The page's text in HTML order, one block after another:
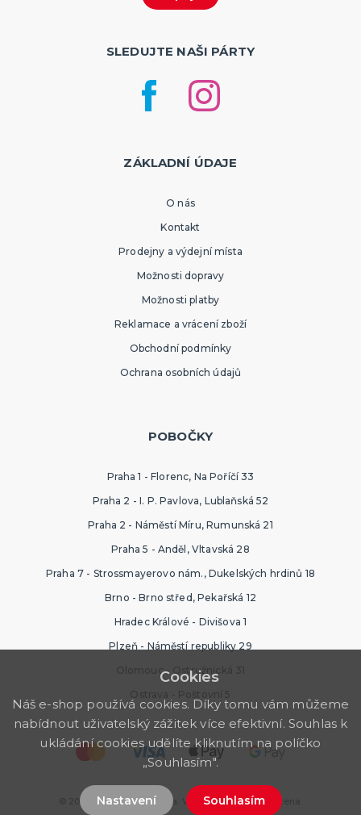
SLEDUJTE NAŠI PÁRTY
ZÁKLADNÍ ÚDAJE
O nás
Kontakt
Prodejny a výdejní místa
Možnosti dopravy
Možnosti platby
Reklamace a vrácení zboží
Obchodní podmínky
Ochrana osobních údajů
POBOČKY
Praha 1 - Florenc, Na Poříčí 33
Praha 2 - I. P. Pavlova, Lublaňská 52
Praha 2 - Náměstí Míru, Rumunská 21
Praha 5 - Anděl, Vltavská 28
Praha 7 - Strossmayerovo nám., Dukelských hrdinů 18
Brno - Brno střed, Pekařská 12
Hradec Králové - Divišova 1
Plzeň - Náměstí republiky 29
Olomouc - Ostružnická 31
Ostrava - Poštovní 5
© 2026 Ptákoviny Ostrava. Všechna práva vyhrazena.
Cookies
Náš e-shop používá cookies. Díky tomu vám můžeme
nabídnout uživatelský zážitek více efektivní. Souhlas k
ukládání cookies udělíte kliknutím na políčko
„Souhlasím".
Nastavení Souhlasím